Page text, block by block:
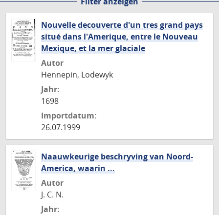
Nouvelle decouverte d'un tres grand pays
situé dans l'Amerique, entre le Nouveau
Mexique, et la mer glaciale
Autor
Hennepin, Lodewyk
Jahr:
1698
Importdatum:
26.07.1999
Naauwkeurige beschryving van Noord-
America, waarin ...
Autor
J. C. N.
Jahr: